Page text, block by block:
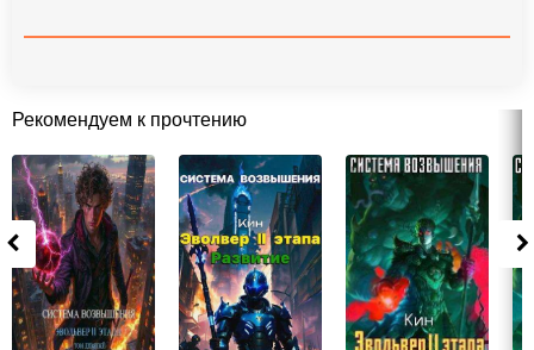
Рекомендуем к прочтению